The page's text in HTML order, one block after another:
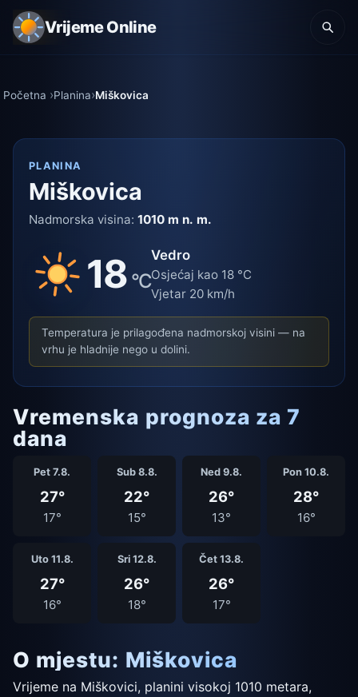
Vrijeme Online
Početna Planina Miškovica
PLANINA
Miškovica
Nadmorska visina:1010 m n. m.
18 °C
Vedro
Osjećaj kao 18 °C
Vjetar 20 km/h
Temperatura je prilagođena nadmorskoj visini — na
vrhu je hladnije nego u dolini.
Vremenska prognoza za 7
dana
Pet 7.8.
27°
17°
Sub 8.8.
22°
15°
Ned 9.8.
26°
13°
Pon 10.8.
28°
16°
Uto 11.8.
27°
16°
Sri 12.8.
26°
18°
Čet 13.8.
26°
17°
O mjestu: Miškovica
Vrijeme na Miškovici, planini visokoj 1010 metara,